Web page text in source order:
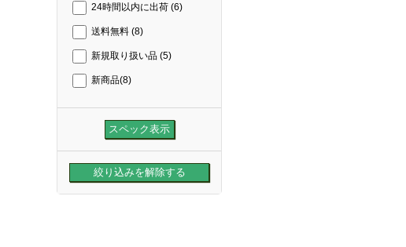
24時間以内に出荷 (6)
送料無料 (8)
新規取り扱い品 (5)
新商品(8)